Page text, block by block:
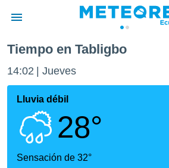
de
ha
para
que se
calidad.
a este
Tiempo en Tabligbo
14:02 Jueves
Lluvia débil
28°
Sensación de 32°